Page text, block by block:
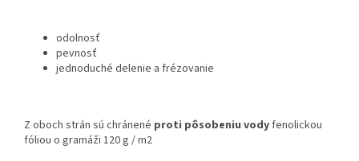
odolnosť
pevnosť
jednoduché delenie a frézovanie
Z oboch strán sú chránené proti pôsobeniu vodyfenolickou
fóliou o gramáži 120 g / m2